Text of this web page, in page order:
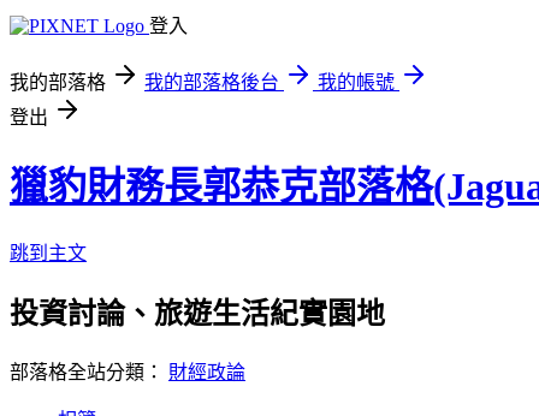
登入
我的部落格 我的部落格後台
我的帳號
登出
獵豹財務長郭恭克部落格
跳到主文
投資討論、旅遊生活紀實園地
部落格全站分類： 財經政論